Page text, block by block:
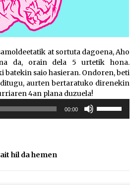
at sortuta dagoena, Aho
da, orain dela 5 urtetik hona.
saio hasieran. Ondoren, beti
aurten bertaratuko direnekin
4an plana duzuela!
00:00
hil da hemen